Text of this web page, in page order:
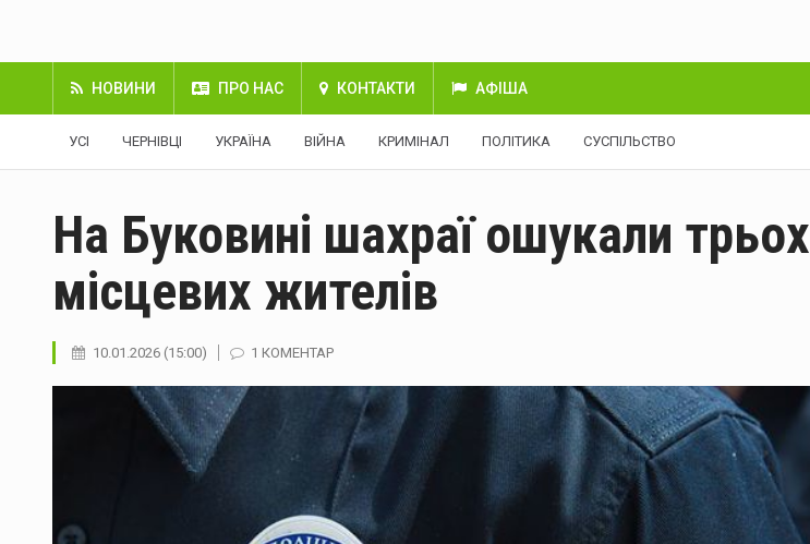
НОВИНИ ПРО НАС КОНТАКТИ АФІША
УСІ ЧЕРНІВЦІ УКРАЇНА ВІЙНА КРИМІНАЛ ПОЛІТИКА СУСПІЛЬСТВО
На Буковині шахраї ошукали трьох
місцевих жителів
10.01.2026 (15:00) 1 КОМЕНТАР